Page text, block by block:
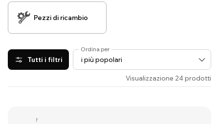
Pezzi di ricambio
Tutti i filtri
Ordina per
Visualizzazione 24 prodotti